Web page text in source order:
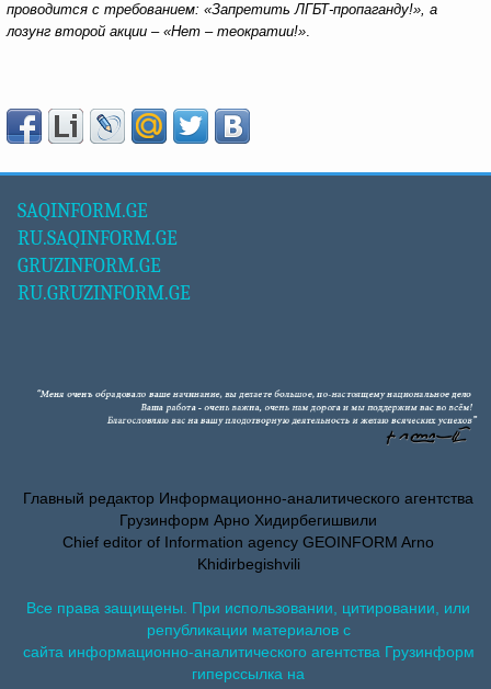
проводится с требованием: «Запретить ЛГБТ-пропаганду!», а
лозунг второй акции – «Нет – теократии!».
SAQINFORM.GE
RU.SAQINFORM.GE
GRUZINFORM.GE
RU.GRUZINFORM.GE
Главный редактор Информационно-аналитического агентства
Грузинформ Арно Хидирбегишвили
Chief editor of Information agency GEOINFORM Arno
Khidirbegishvili
Все права защищены. При использовании, цитировании, или
републикации материалов с
сайта информационно-аналитического агентства Грузинформ
гиперссылка на